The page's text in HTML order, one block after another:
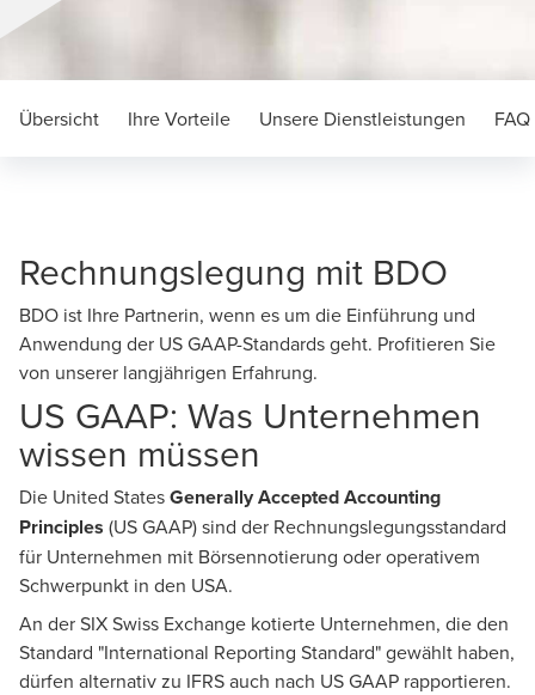
Übersicht Ihre Vorteile Unsere Dienstleistungen FAQ
Rechnungslegung mit BDO
BDO ist Ihre Partnerin, wenn es um die Einführung und
Anwendung der US GAAP-Standards geht. Profitieren Sie
von unserer langjährigen Erfahrung.
US GAAP: Was Unternehmen
wissen müssen
Die United StatesGenerally Accepted Accounting
Principles (US GAAP) sind der Rechnungslegungsstandard
für Unternehmen mit Börsennotierung oder operativem
Schwerpunkt in den USA.
An der SIX Swiss Exchange kotierte Unternehmen, die den
Standard "International Reporting Standard" gewählt haben,
dürfen alternativ zu IFRS auch nach US GAAP rapportieren.